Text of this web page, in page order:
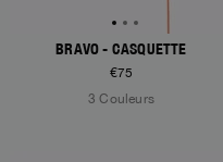
BRAVO - CASQUETTE
€75
3 Couleurs